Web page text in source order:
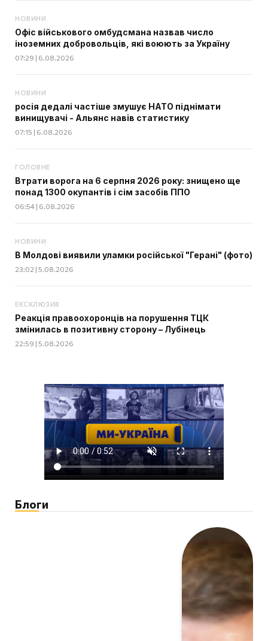
НОВИНИ
Офіс військового омбудсмана назвав число
іноземних добровольців, які воюють за Україну
07:29 | 6.08.2026
НОВИНИ
росія дедалі частіше змушує НАТО піднімати
винищувачі - Альянс навів статистику
07:15 | 6.08.2026
ГОЛОВНЕ
Втрати ворога на 6 серпня 2026 року: знищено ще
понад 1300 окупантів і сім засобів ППО
06:54 | 6.08.2026
НОВИНИ
В Молдові виявили уламки російської "Герані" (фото)
23:02 | 5.08.2026
ЕКСКЛЮЗИВ
Реакція правоохоронців на порушення ТЦК
змінилась в позитивну сторону – Лубінець
22:59 | 5.08.2026
Блоги